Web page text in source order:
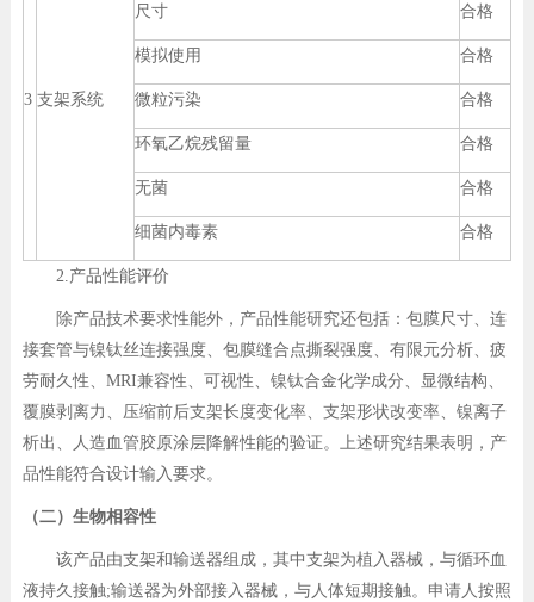
3 支架系统
尺寸 合格
模拟使用 合格
微粒污染 合格
环氧乙烷残留量 合格
无菌 合格
细菌内毒素 合格
2.产品性能评价
除产品技术要求性能外，产品性能研究还包括：包膜尺寸、连
接套管与镍钛丝连接强度、包膜缝合点撕裂强度、有限元分析、疲
劳耐久性、MRI兼容性、可视性、镍钛合金化学成分、显微结构、
覆膜剥离力、压缩前后支架长度变化率、支架形状改变率、镍离子
析出、人造血管胶原涂层降解性能的验证。上述研究结果表明，产
品性能符合设计输入要求。
（二）生物相容性
该产品由支架和输送器组成，其中支架为植入器械，与循环血
液持久接触;输送器为外部接入器械，与人体短期接触。申请人按照